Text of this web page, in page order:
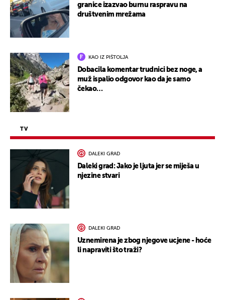
granice izazvao burnu raspravu na
društvenim mrežama
KAO IZ PIŠTOLJA
Dobacila komentar trudnici bez noge, a
muž ispalio odgovor kao da je samo
čekao…
TV
DALEKI GRAD
Daleki grad: Jako je ljuta jer se miješa u
njezine stvari
DALEKI GRAD
Uznemirena je zbog njegove ucjene - hoće
li napraviti što traži?